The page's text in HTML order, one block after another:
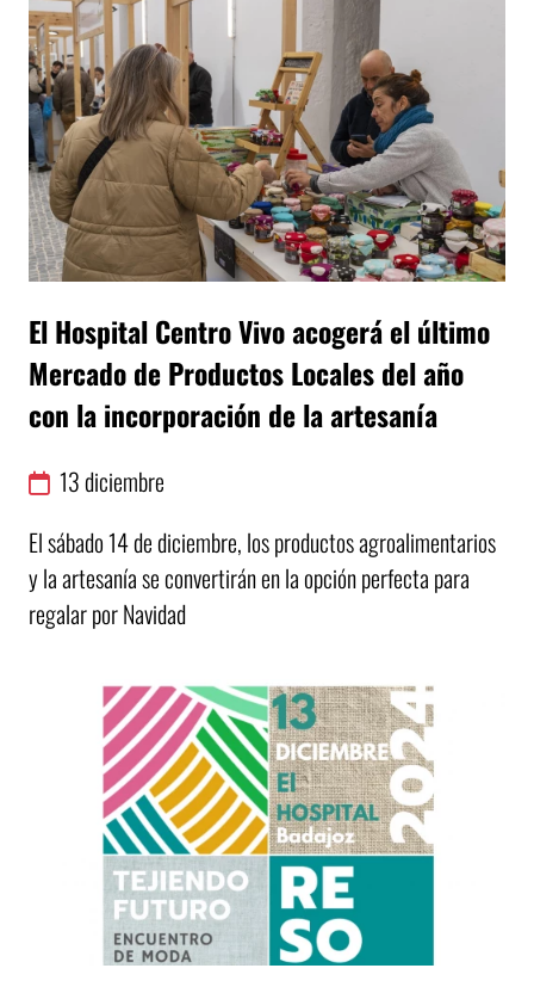
El Hospital Centro Vivo acogerá el último
Mercado de Productos Locales del año
con la incorporación de la artesanía
13diciembre
El sábado 14 de diciembre, los productos agroalimentarios
y la artesanía se convertirán en la opción perfecta para
regalar por Navidad